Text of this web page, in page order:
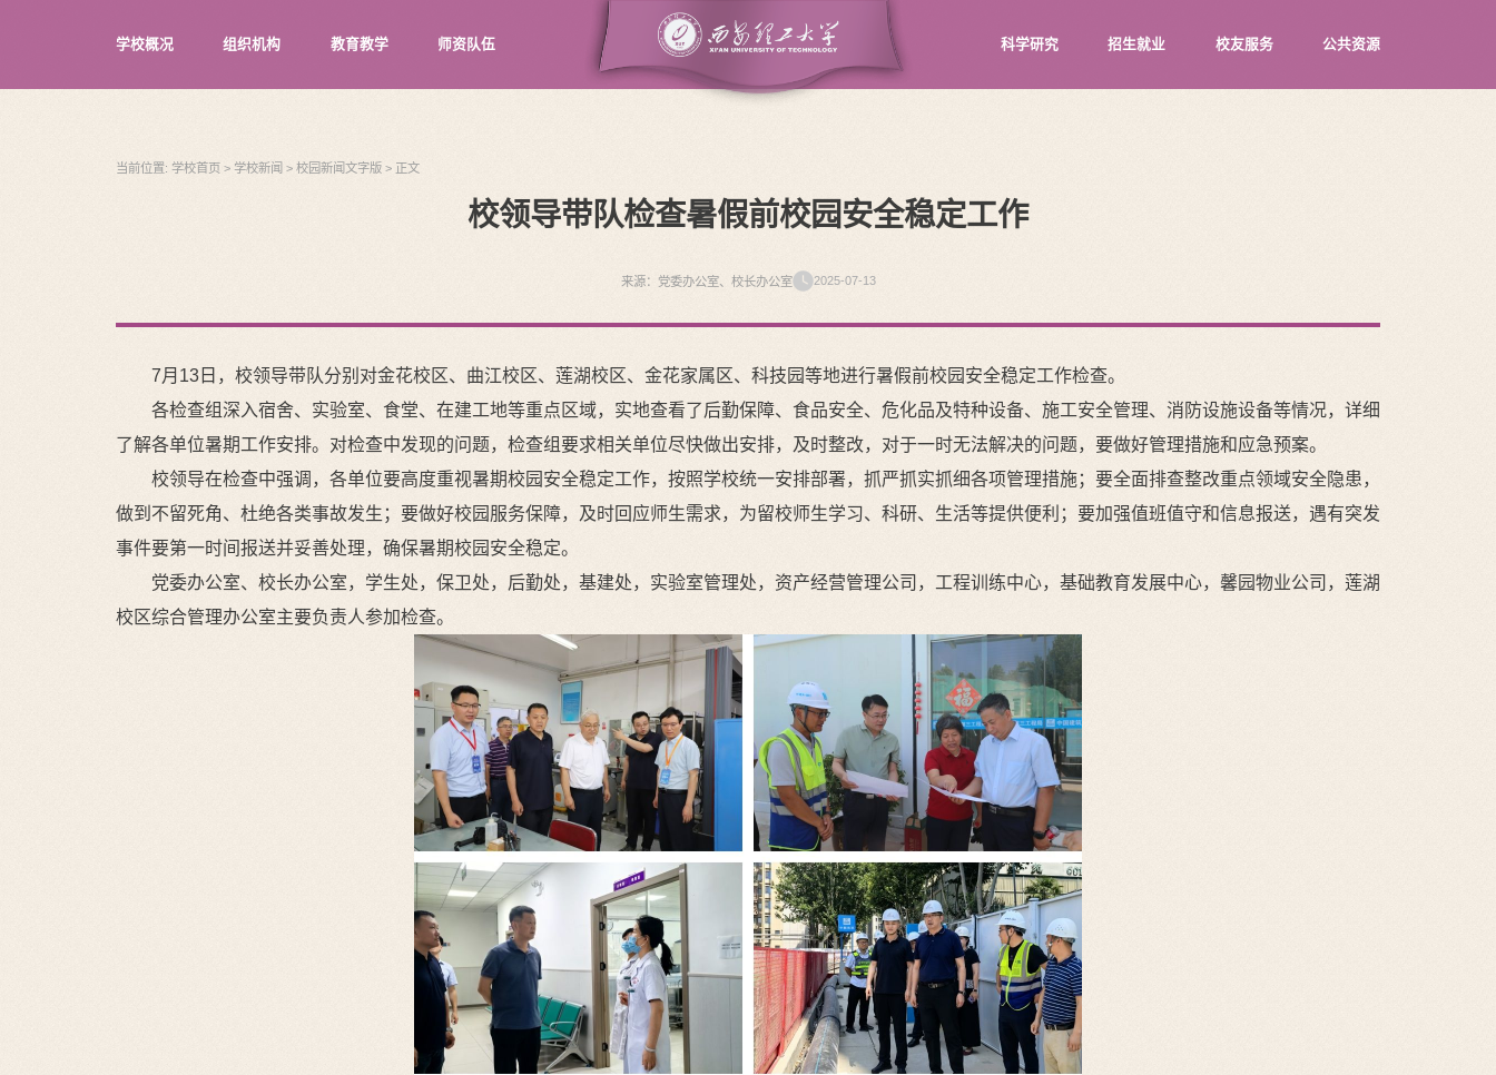
学校概况 组织机构 教育教学 师资队伍 科学研究 招生就业 校友服务 公共资源
当前位置: 学校首页 > 学校新闻 > 校园新闻文字版 > 正文
校领导带队检查暑假前校园安全稳定工作
来源：党委办公室、校长办公室 2025-07-13
7月13日，校领导带队分别对金花校区、曲江校区、莲湖校区、金花家属区、科技园等地进行暑假前校园安全稳定工作检查。
各检查组深入宿舍、实验室、食堂、在建工地等重点区域，实地查看了后勤保障、食品安全、危化品及特种设备、施工安全管理、消防设施设备等情况，详细
了解各单位暑期工作安排。对检查中发现的问题，检查组要求相关单位尽快做出安排，及时整改，对于一时无法解决的问题，要做好管理措施和应急预案。
校领导在检查中强调，各单位要高度重视暑期校园安全稳定工作，按照学校统一安排部署，抓严抓实抓细各项管理措施；要全面排查整改重点领域安全隐患，
做到不留死角、杜绝各类事故发生；要做好校园服务保障，及时回应师生需求，为留校师生学习、科研、生活等提供便利；要加强值班值守和信息报送，遇有突发
事件要第一时间报送并妥善处理，确保暑期校园安全稳定。
党委办公室、校长办公室，学生处，保卫处，后勤处，基建处，实验室管理处，资产经营管理公司，工程训练中心，基础教育发展中心，馨园物业公司，莲湖
校区综合管理办公室主要负责人参加检查。